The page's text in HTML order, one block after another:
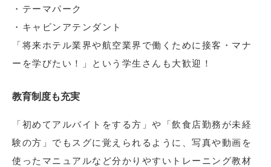
・テーマパーク
・キャビンアテンダント
「将来ホテル業界や航空業界で働くために接客・マナ
ーを学びたい！」という学生さんも大歓迎！
教育制度も充実
「初めてアルバイトをする方」や「飲食店勤務が未経
験の方」でもスグに覚えられるように、写真や動画を
使ったマニュアルなど分かりやすいトレーニング教材